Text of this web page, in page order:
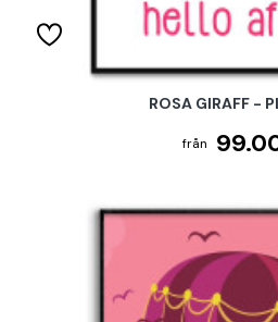
ROSA GIRAFF -